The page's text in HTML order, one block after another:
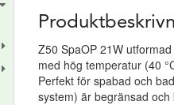
Z50 SpaOP 21W
med hög temperatur (40
Perfekt för spabad och
system) är begränsad